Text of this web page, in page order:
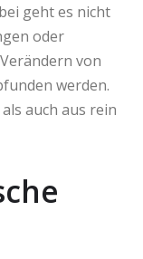
geht es nicht
oder
von
werden.
auch aus rein